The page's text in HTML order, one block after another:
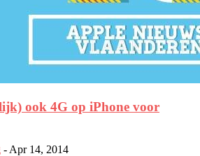
ook 4G op iPhone voor
- Apr 14, 2014